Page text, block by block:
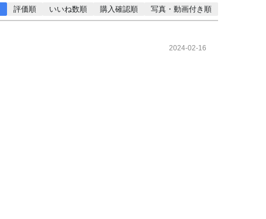
評価順 いいね数順 購入確認順 写真・動画付き順
2024-02-16